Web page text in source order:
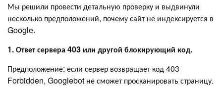
Мы решили провести детальную проверку и выдвинули
несколько предположений, почему сайт не индексируется в
Google.
1. Ответ сервера 403 или другой блокирующий код.
Предположение: если сервер возвращает код 403
Forbidden, Googlebot не сможет просканировать страницу.